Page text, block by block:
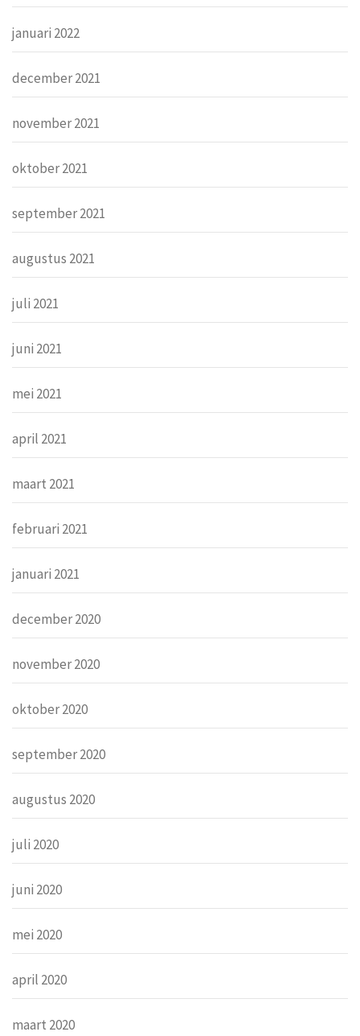
januari 2022
december 2021
november 2021
oktober 2021
september 2021
augustus 2021
juli 2021
juni 2021
mei 2021
april 2021
maart 2021
februari 2021
januari 2021
december 2020
november 2020
oktober 2020
september 2020
augustus 2020
juli 2020
juni 2020
mei 2020
april 2020
maart 2020